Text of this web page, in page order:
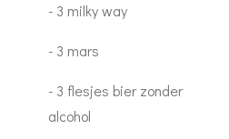
- 3 milky way
- 3 mars
- 3 flesjes bier zonder
alcohol